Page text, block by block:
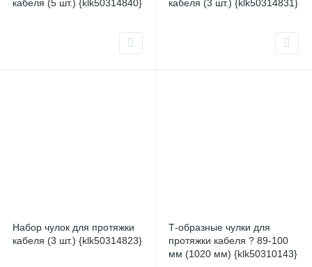
кабеля (5 шт.) {klk50314840}
кабеля (3 шт.) {klk50314831}
Набор чулок для протяжки
кабеля (3 шт.) {klk50314823}
Т-образные чулки для
протяжки кабеля ? 89-100
мм (1020 мм) {klk50310143}